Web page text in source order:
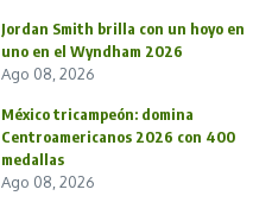
Jordan Smith brilla con un hoyo en
uno en el Wyndham 2026
Ago 08, 2026
México tricampeón: domina
Centroamericanos 2026 con 400
medallas
Ago 08, 2026